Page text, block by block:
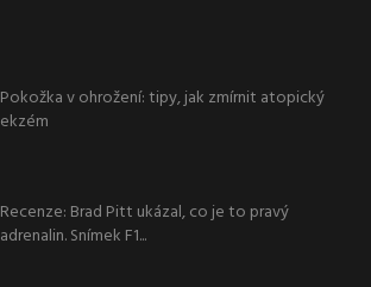
Pokožka v ohrožení: tipy, jak zmírnit atopický
ekzém
Recenze: Brad Pitt ukázal, co je to pravý
adrenalin. Snímek F1...